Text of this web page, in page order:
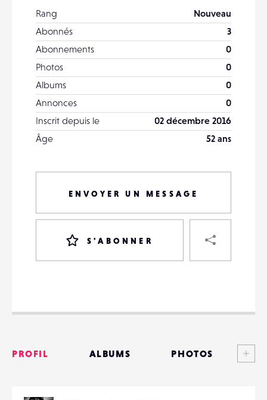
Rang
Nouveau
Abonnés
3
Abonnements
0
Photos
0
Albums
0
Annonces
0
Inscrit depuis le
02 décembre 2016
Âge
52 ans
ENVOYER UN MESSAGE
S'ABONNER
DESTINATAIRE
VOTRE
VOTRE
PROFIL ALBUMS PHOTOS